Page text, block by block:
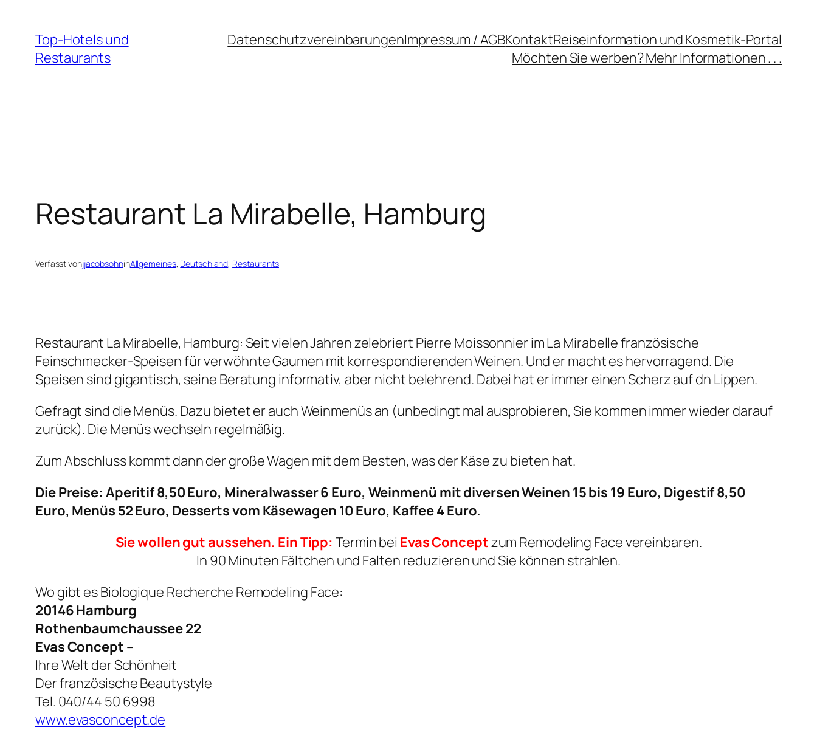
Inhalt
springen
Top-Hotels und
Restaurants
DatenschutzvereinbarungenImpressum / AGBKontaktReiseinformation und Kosmetik-Portal
Möchten Sie werben? Mehr Informationen . . .
Restaurant La Mirabelle, Hamburg
Verfasst vonjjacobsohninAllgemeines, Deutschland, Restaurants
Restaurant La Mirabelle, Hamburg: Seit vielen Jahren zelebriert Pierre Moissonnier im La Mirabelle französische
Feinschmecker-Speisen für verwöhnte Gaumen mit korrespondierenden Weinen. Und er macht es hervorragend. Die
Speisen sind gigantisch, seine Beratung informativ, aber nicht belehrend. Dabei hat er immer einen Scherz auf dn Lippen.
Gefragt sind die Menüs. Dazu bietet er auch Weinmenüs an (unbedingt mal ausprobieren, Sie kommen immer wieder darauf
zurück). Die Menüs wechseln regelmäßig.
Zum Abschluss kommt dann der große Wagen mit dem Besten, was der Käse zu bieten hat.
Die Preise: Aperitif 8,50 Euro, Mineralwasser 6 Euro, Weinmenü mit diversen Weinen 15 bis 19 Euro, Digestif 8,50
Euro, Menüs 52 Euro, Desserts vom Käsewagen 10 Euro, Kaffee 4 Euro.
Sie wollen gut aussehen. Ein Tipp: Termin bei Evas Conceptzum Remodeling Face vereinbaren.
In 90 Minuten Fältchen und Falten reduzieren und Sie können strahlen.
Wo gibt es Biologique Recherche Remodeling Face:
20146 Hamburg
Rothenbaumchaussee 22
Evas Concept –
Ihre Welt der Schönheit
Der französische Beautystyle
Tel. 040/44 50 6998
www.evasconcept.de